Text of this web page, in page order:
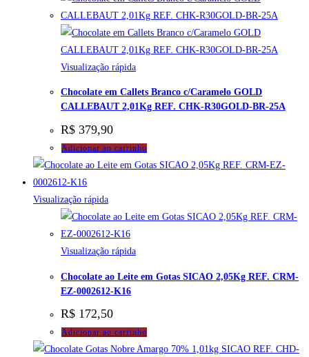
Visualização rápida
Chocolate em Callets Branco c/Caramelo GOLD
CALLEBAUT 2,01Kg REF. CHK-R30GOLD-BR-25A
R$ 379,90
Adicionar ao carrinho
Visualização rápida
Visualização rápida
Chocolate ao Leite em Gotas SICAO 2,05Kg REF. CRM-
EZ-0002612-K16
R$ 172,50
Adicionar ao carrinho